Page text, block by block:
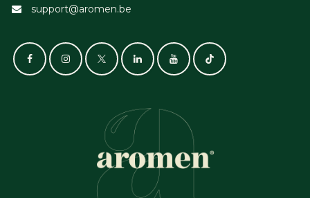
support@aromen.be